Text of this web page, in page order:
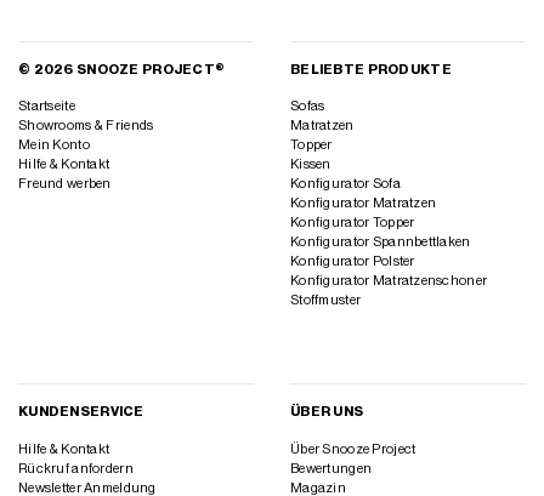
© 2026 SNOOZE PROJECT®
Startseite
Showrooms & Friends
Mein Konto
Hilfe & Kontakt
Freund werben
BELIEBTE PRODUKTE
Sofas
Matratzen
Topper
Kissen
Konfigurator Sofa
Konfigurator Matratzen
Konfigurator Topper
Konfigurator Spannbettlaken
Konfigurator Polster
Konfigurator Matratzenschoner
Stoffmuster
KUNDENSERVICE
Hilfe & Kontakt
Rückruf anfordern
Newsletter Anmeldung
ÜBER UNS
Über Snooze Project
Bewertungen
Magazin